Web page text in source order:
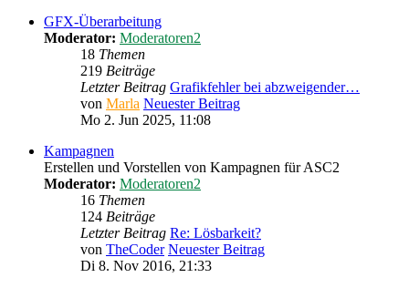
GFX-Überarbeitung
Moderator: Moderatoren2
18 Themen
219 Beiträge
Letzter Beitrag Grafikfehler bei abzweigender…
von Marla Neuester Beitrag
Mo 2. Jun 2025, 11:08
Kampagnen
Erstellen und Vorstellen von Kampagnen für ASC2
Moderator: Moderatoren2
16 Themen
124 Beiträge
Letzter Beitrag Re: Lösbarkeit?
von TheCoder Neuester Beitrag
Di 8. Nov 2016, 21:33